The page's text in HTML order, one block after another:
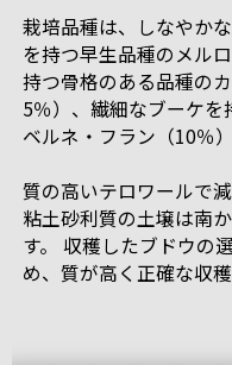
栽培品種は、しなやか
を持つ早生品種のメル
持つ骨格のある品種の
5％）、繊細なブーケ
ベルネ・フラン（10％）
質の高いテロワールで
粘土砂利質の土壌は南
す。 収穫したブドウの
め、質が高く正確な収穫